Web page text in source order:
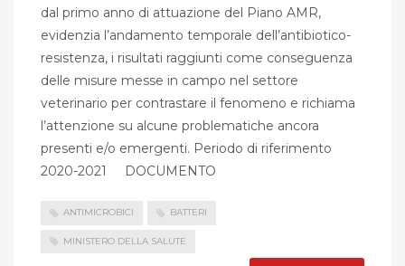
dal primo anno di attuazione del Piano AMR,
evidenzia l’andamento temporale dell’antibiotico-
resistenza, i risultati raggiunti come conseguenza
delle misure messe in campo nel settore
veterinario per contrastare il fenomeno e richiama
l’attenzione su alcune problematiche ancora
presenti e/o emergenti. Periodo di riferimento
2020-2021 DOCUMENTO
ANTIMICROBICI BATTERI
MINISTERO DELLA SALUTE